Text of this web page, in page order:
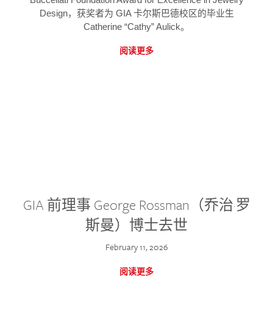
Design，获奖者为 GIA 卡尔斯巴德校区的毕业生
Catherine “Cathy” Aulick。
阅读更多
GIA 前理事 George Rossman（乔治·罗
斯曼）博士去世
February 11, 2026
阅读更多